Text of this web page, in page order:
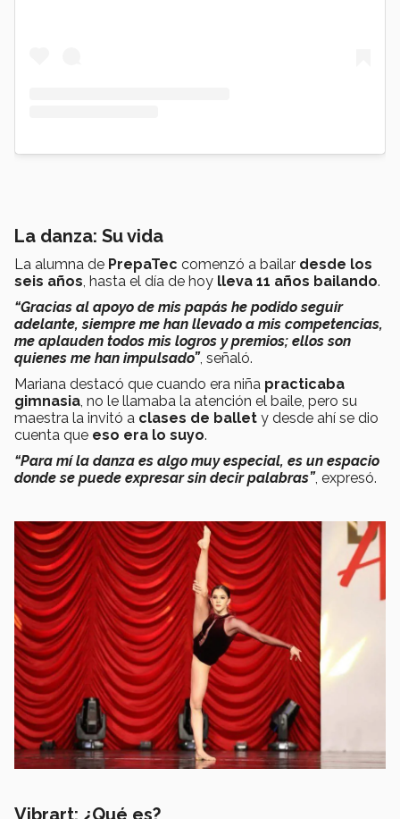
La danza: Su vida
La alumna de PrepaTec comenzó a bailar desde los
seis años, hasta el día de hoy lleva 11 años bailando.
“Gracias al apoyo de mis papás he podido seguir
adelante, siempre me han llevado a mis competencias,
me aplauden todos mis logros y premios; ellos son
quienes me han impulsado”, señaló.
Mariana destacó que cuando era niña practicaba
gimnasia, no le llamaba la atención el baile, pero su
maestra la invitó a clases de ballet y desde ahí se dio
cuenta que eso era lo suyo.
“Para mí la danza es algo muy especial, es un espacio
donde se puede expresar sin decir palabras”, expresó.